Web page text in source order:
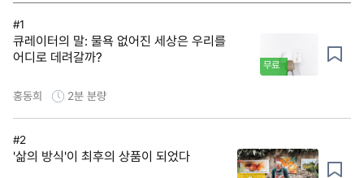
#1
큐레이터의 말: 물욕 없어진 세상은 우리를
어디로 데려갈까?
무료
홍동희 2분 분량
#2
'삶의 방식'이 최후의 상품이 되었다